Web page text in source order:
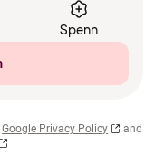
Spenn
Google Privacy Policy
and